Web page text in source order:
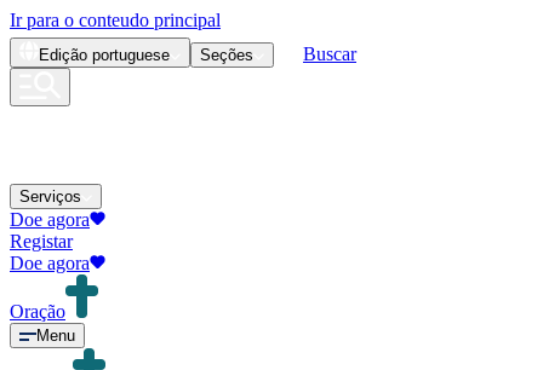
Ir para o conteudo principal
Edição portuguese Seções Buscar
Serviços
Doe agora
Registar
Doe agora
Oração
Menu